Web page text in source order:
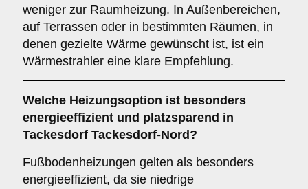
weniger zur Raumheizung. In Außenbereichen,
auf Terrassen oder in bestimmten Räumen, in
denen gezielte Wärme gewünscht ist, ist ein
Wärmestrahler eine klare Empfehlung.
Welche Heizungsoption ist besonders
energieeffizient und platzsparend in
Tackesdorf Tackesdorf-Nord?
Fußbodenheizungen gelten als besonders
energieeffizient, da sie niedrige